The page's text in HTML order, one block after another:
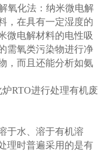
氧化法：纳米微电解
，在具有一定湿度的
微电解材料的电性吸
需氧类污染物进行净
，而且还能分析如氨
RTO进行处理有机废
于水、溶于有机溶
理时普遍采用的是有